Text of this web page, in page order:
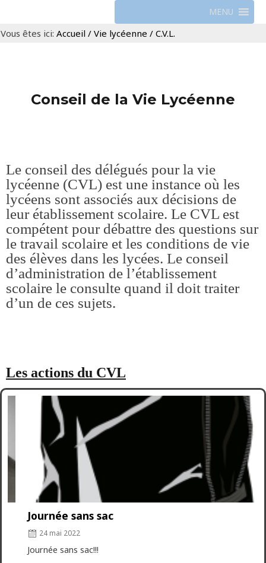
MENU
Vous êtes ici: Accueil / Vie lycéenne / C.V.L.
Conseil de la Vie Lycéenne
Le conseil des délégués pour la vie
lycéenne (CVL) est une instance où les
lycéens sont associés aux décisions de
leur établissement scolaire. Le CVL est
compétent pour débattre des questions sur
le travail scolaire et les conditions de vie
des élèves dans les lycées. Le conseil
d’administration de l’établissement
scolaire le consulte quand il doit traiter
d’un de ces sujets.
Les actions du CVL
Journée sans sac
24 mai 2022
Journée sans sac!!!